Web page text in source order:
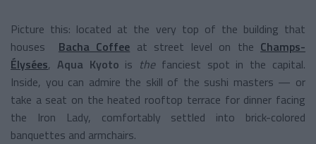
Picture this: located at the very top of the building that
houses Bacha Coffee at street level on the Champs-
Élysées, Aqua Kyoto is thefanciest spot in the capital.
Inside, you can admire the skill of the sushi masters — or
take a seat on the heated rooftop terrace for dinner facing
the Iron Lady, comfortably settled into brick-colored
banquettes and armchairs.